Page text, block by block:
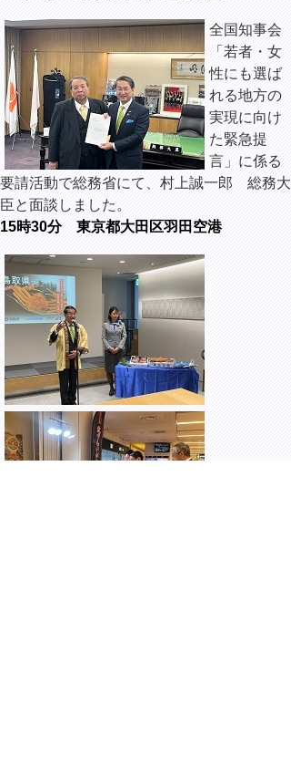
全国知事会
「若者・女
性にも選ば
れる地方の
実現に向け
た緊急提
言」に係る
要請活動で総務省にて、村上誠一郎 総務大
臣と面談しました。
15時30分 東京都大田区羽田空港